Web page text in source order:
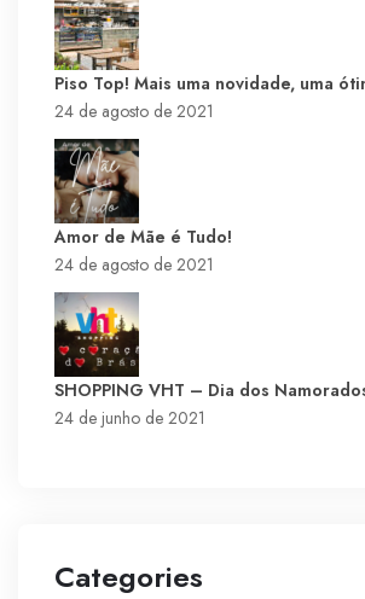
Piso Top! Mais uma novidade, uma
24 de agosto de 2021
Amor de Mãe é Tudo!
24 de agosto de 2021
SHOPPING VHT – Dia dos
24 de junho de 2021
Categories